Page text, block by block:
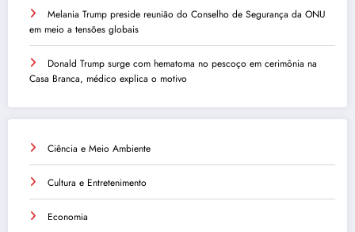
Melania Trump preside reunião do Conselho de Segurança da ONU
em meio a tensões globais
Donald Trump surge com hematoma no pescoço em cerimônia na
Casa Branca, médico explica o motivo
Ciência e Meio Ambiente
Cultura e Entretenimento
Economia